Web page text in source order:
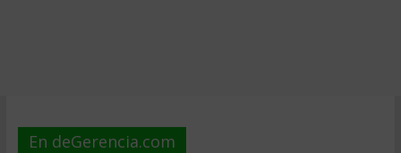
En deGerencia.com